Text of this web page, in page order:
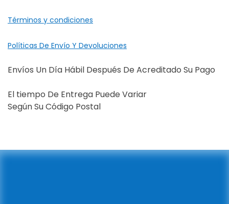
Términos y condiciones
Políticas De Envío Y Devoluciones
Envíos Un Día Hábil Después De Acreditado Su Pago
El tiempo De Entrega Puede Variar
Según Su Código Postal